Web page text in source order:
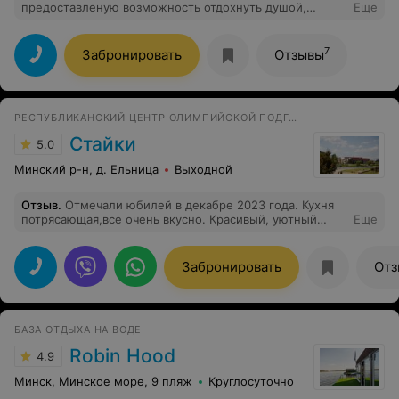
предоставленую возможность отдохнуть душой,
и полюбоваться звёздным небом) Всех благ
Еще
Забронировать Отзывы7
РЕСПУБЛИКАНСКИЙ ЦЕНТР ОЛИМПИЙСКОЙ ПОДГОТОВКИ
5.0 Стайки
Минский р-н, д. Ельница Выходной
Отзыв. Отмечали юбилей в декабре 2023 года. Кухня
потрясающая,все очень вкусно. Красивый, уютный
пожелания, обязательно вернёмся.
Еще
Забронировать
БАЗА ОТДЫХА НА ВОДЕ
4.9 Robin Hood
Минск, Минское море, 9 пляж Круглосуточно